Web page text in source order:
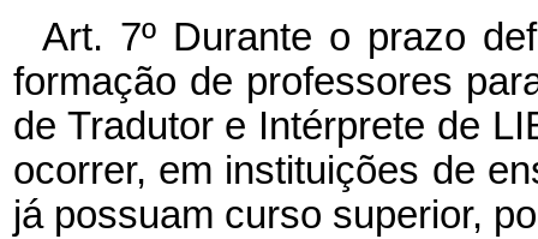
Art. 7º Durante o prazo
formação de professores
de Tradutor e Intérprete de
ocorrer, em instituições de
já possuam curso superior,